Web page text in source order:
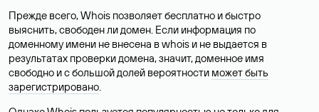
Прежде всего, Whois позволяет бесплатно и быстро
выяснить, свободен ли домен. Если информация по
доменному имени не внесена в whois и не выдается в
результатах проверки домена, значит, доменное имя
свободно и с большой долей вероятности может быть
зарегистрировано.